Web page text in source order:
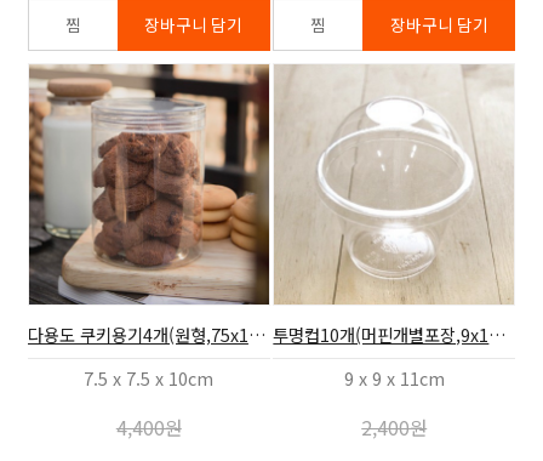
다용도 쿠키용기4개(원형,75x100)
7.5 x 7.5 x 10cm
4,400원
투명컵10개(머핀개별포장,9x10.2)
9 x 9 x 11cm
2,400원